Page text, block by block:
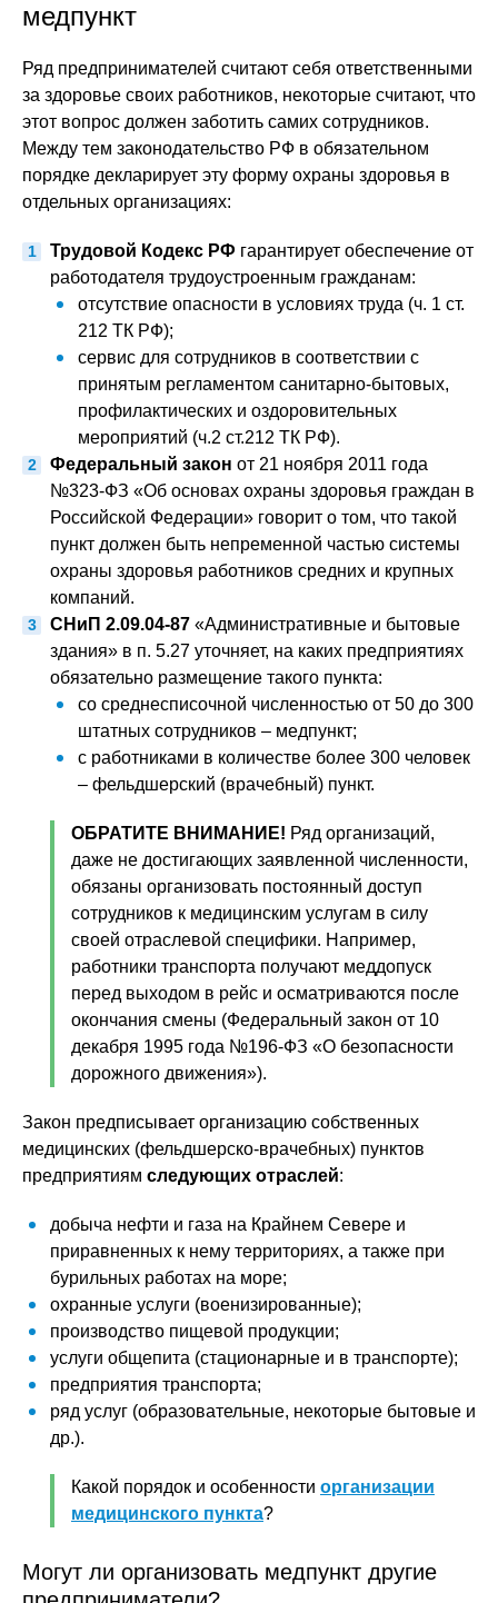
медпункт
Ряд предпринимателей считают себя ответственными
за здоровье своих работников, некоторые считают, что
этот вопрос должен заботить самих сотрудников.
Между тем законодательство РФ в обязательном
порядке декларирует эту форму охраны здоровья в
отдельных организациях:
Трудовой Кодекс РФ гарантирует обеспечение от
работодателя трудоустроенным гражданам:
отсутствие опасности в условиях труда (ч. 1 ст.
212 ТК РФ);
сервис для сотрудников в соответствии с
принятым регламентом санитарно-бытовых,
профилактических и оздоровительных
мероприятий (ч.2 ст.212 ТК РФ).
Федеральный закон от 21 ноября 2011 года
№323-ФЗ «Об основах охраны здоровья граждан в
Российской Федерации» говорит о том, что такой
пункт должен быть непременной частью системы
охраны здоровья работников средних и крупных
компаний.
СНиП 2.09.04-87 «Административные и бытовые
здания» в п. 5.27 уточняет, на каких предприятиях
обязательно размещение такого пункта:
со среднесписочной численностью от 50 до 300
штатных сотрудников – медпункт;
с работниками в количестве более 300 человек
– фельдшерский (врачебный) пункт.
ОБРАТИТЕ ВНИМАНИЕ! Ряд организаций,
даже не достигающих заявленной численности,
обязаны организовать постоянный доступ
сотрудников к медицинским услугам в силу
своей отраслевой специфики. Например,
работники транспорта получают меддопуск
перед выходом в рейс и осматриваются после
окончания смены (Федеральный закон от 10
декабря 1995 года №196-ФЗ «О безопасности
дорожного движения»).
Закон предписывает организацию собственных
медицинских (фельдшерско-врачебных) пунктов
предприятиям следующих отраслей:
добыча нефти и газа на Крайнем Севере и
приравненных к нему территориях, а также при
бурильных работах на море;
охранные услуги (военизированные);
производство пищевой продукции;
услуги общепита (стационарные и в транспорте);
предприятия транспорта;
ряд услуг (образовательные, некоторые бытовые и
др.).
Какой порядок и особенности организации
медицинского пункта?
Могут ли организовать медпункт другие